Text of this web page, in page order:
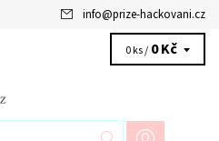
info@prize-hackovani.cz
0 ks / 0 Kč